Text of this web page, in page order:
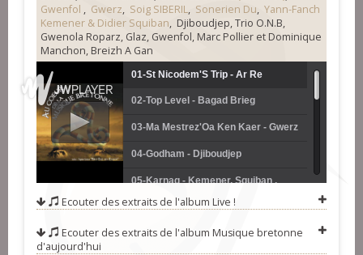
Gwenfol , Gwerz, Soig SIBERIL, Sonerien Du, Yann-Fanch
Kemener & Didier Squiban, Djiboudjep, Trio O.N.B,
Gwenola Roparz, Glaz, Gwenfol, Marc Pollier et Dominique
Manchon, Breizh A Gan
01-St Nicodem'S Trip - Ar Re
Yaouank
02-Top Level - Bagad Brieg
03-Ma Mestrez'Oa Ken Kaer - Gwerz
04-Godham - Djiboudjep
05-Karnag - Kemener, Squiban ,
Noguès
06-Dans Tricot - Trio Roland Becker
07-La Langue De Chez Moi -
Ecouter des extraits de l'album Live !
Ecouter des extraits de l'album Musique bretonne
d'aujourd'hui